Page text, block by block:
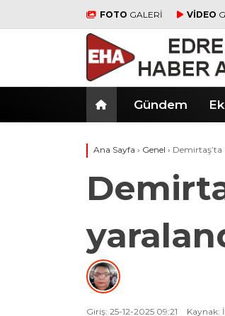
FOTO GALERİ VİDEO
Gündem
Ana Sayfa › Genel › Demirtaş’ta
Giriş: 25-12-2025 09:21 Kaynak: